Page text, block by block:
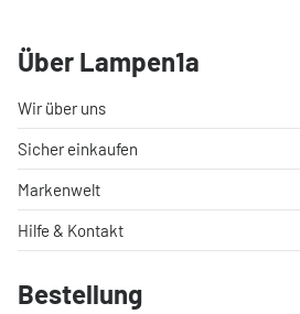
Über Lampen1a
Wir über uns
Sicher einkaufen
Markenwelt
Hilfe & Kontakt
Bestellung